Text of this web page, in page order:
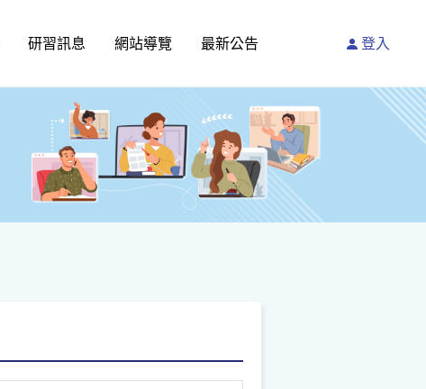
研習訊息 網站導覽 最新公告 登入